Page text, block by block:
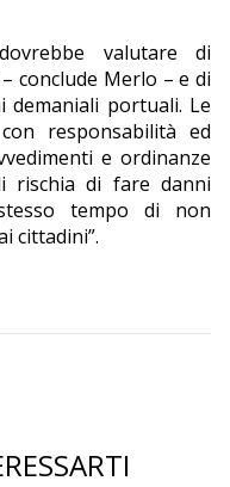
valutare di
conclude Merlo – e di
demaniali portuali. Le
responsabilità ed
e ordinanze
rischia di fare danni
tempo di non
cittadini”.